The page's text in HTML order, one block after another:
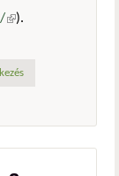
(külső
).